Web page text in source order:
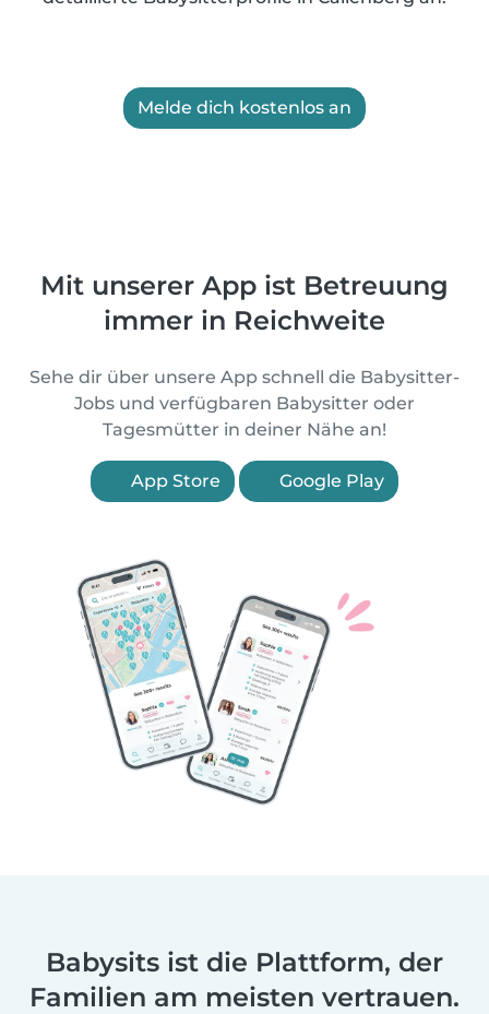
Melde dich kostenlos an
Mit unserer App ist Betreuung
immer in Reichweite
Sehe dir über unsere App schnell die Babysitter-
Jobs und verfügbaren Babysitter oder
Tagesmütter in deiner Nähe an!
App Store Google Play
Babysits ist die Plattform, der
Familien am meisten vertrauen.